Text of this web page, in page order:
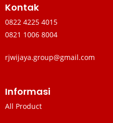
Kontak
0822 4225 4015
0821 1006 8004
rjwijaya.group@gmail.com
Informasi
All Product